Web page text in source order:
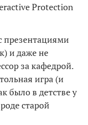
Protection
презентациями
и даже не
за кафедрой.
игра (и
было в детстве у
старой